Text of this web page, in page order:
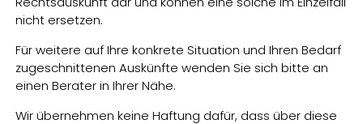
nicht ersetzen.
Für weitere auf Ihre konkrete Situation und Ihren Bedarf
zugeschnittenen Auskünfte wenden Sie sich bitte an
einen Berater in Ihrer Nähe.
Wir übernehmen keine Haftung dafür, dass über diese